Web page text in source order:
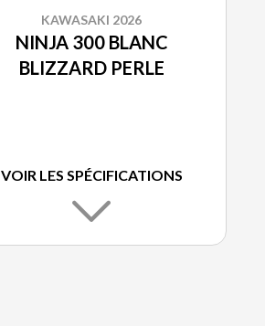
KAWASAKI 2026
NINJA 300 BLANC
BLIZZARD PERLE
VOIR LES SPÉCIFICATIONS